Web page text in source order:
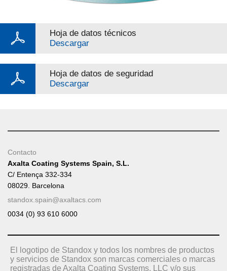
Hoja de datos técnicos
Descargar
Hoja de datos de seguridad
Descargar
Contacto
Axalta Coating Systems Spain, S.L.
C/ Entença 332-334
08029. Barcelona
standox.spain@axaltacs.com
0034 (0) 93 610 6000
El logotipo de Standox y todos los nombres de productos
y servicios de Standox son marcas comerciales o marcas
registradas de Axalta Coating Systems, LLC y/o sus